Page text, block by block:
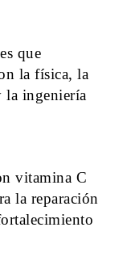
que
la física, la
la ingeniería
vitamina C
la reparación